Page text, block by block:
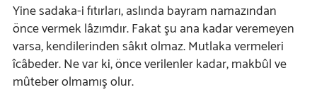
Yine sadaka-i fıtırları, aslında bayram namazından
önce vermek lâzımdır. Fakat şu ana kadar veremeyen
varsa, kendilerinden sâkıt olmaz. Mutlaka vermeleri
îcâbeder. Ne var ki, önce verilenler kadar, makbûl ve
mûteber olmamış olur.